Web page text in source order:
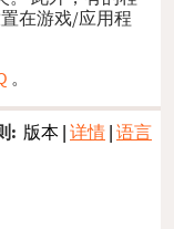
置在游戏/应用程
。
: 版本 | 详情 | 语言